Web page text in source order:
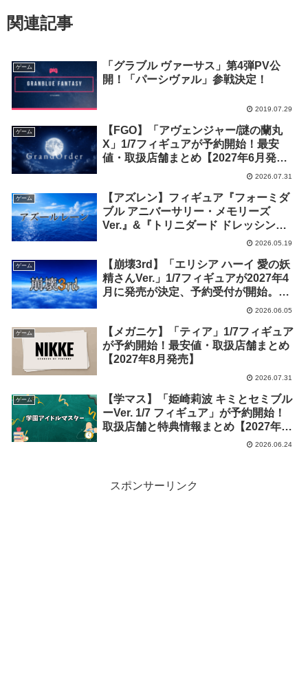
関連記事
ゲーム
「グラブル ヴァーサス」第4弾PV公
開！「パーシヴァル」参戦決定！
2019.07.29
ゲーム
【FGO】「アヴェンジャー/謎の蘭丸
X」1/7フィギュアが予約開始！最安
値・取扱店舗まとめ【2027年6月発
2026.07.31
ゲーム
【アズレン】フィギュア『フォーミダ
ブル アニバーサリー・メモリーズ
Ver.』&『トリニダード ドレッシン
グ・トラッパーVer.』の予約受付が開
2026.05.19
ゲーム
【崩壊3rd】「エリシア ハーイ 愛の妖
精さんVer.」1/7フィギュアが2027年4
月に発売が決定、予約受付が開始。最
安値・取扱ショップ情報まとめ2026.06.05
ゲーム
【メガニケ】「ティア」1/7フィギュア
が予約開始！最安値・取扱店舗まとめ
【2027年8月発売】
2026.07.31
ゲーム
【学マス】「姫崎莉波 キミとセミブル
ーVer. 1/7 フィギュア」が予約開始！
取扱店舗と特典情報まとめ【2027年2
2026.06.24
スポンサーリンク